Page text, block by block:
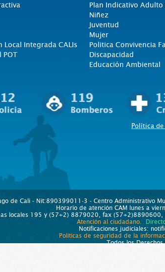
Local Integrada CALIs
POT
Plan Indicativo Adulto
Niñez
Juventud
Mujer
Politica Convivencia
Discapacidad
Educación Ambiental
Política
de Cali - Nit:890399011-3 - Centro Administrativo
Horario de atención CAM lunes a
locales 195 y (57+2) 8879020, fax
Atención al ciudadano.
Notificaciones judiciales:
Políticas de seguridad de la
Todos los